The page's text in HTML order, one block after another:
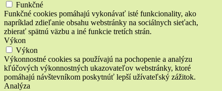
Funkčné
Funkčné cookies pomáhajú vykonávať isté funkcionality, ako
napríklad zdieľanie obsahu webstránky na sociálnych sieťach,
zbierať spätnú väzbu a iné funkcie tretích strán.
Výkon
Výkon
Výkonnostné cookies sa používajú na pochopenie a analýzu
kľúčových výkonnostných ukazovateľov webstránky, ktoré
pomáhajú návštevníkom poskytnúť lepší užívateľský zážitok.
Analýza